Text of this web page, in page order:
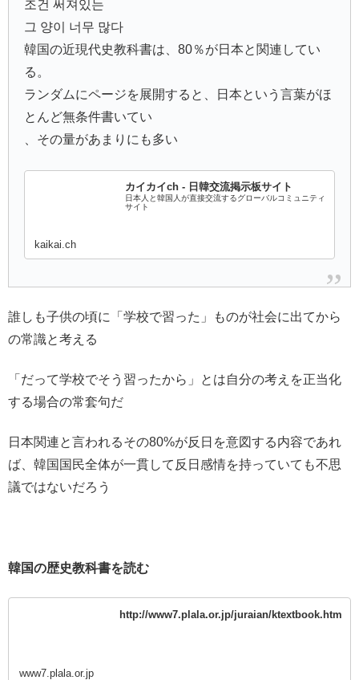
조건 써져있는
그 양이 너무 많다
韓国の近現代史教科書は、80％が日本と関連してい
る。
ランダムにページを展開すると、日本という言葉がほ
とんど無条件書いてい
、その量があまりにも多い
カイカイch - 日韓交流掲示板サイト
日本人と韓国人が直接交流するグローバルコミュニティ
サイト
kaikai.ch
誰しも子供の頃に「学校で習った」ものが社会に出てから
の常識と考える
「だって学校でそう習ったから」とは自分の考えを正当化
する場合の常套句だ
日本関連と言われるその80%が反日を意図する内容であれ
ば、韓国国民全体が一貫して反日感情を持っていても不思
議ではないだろう
韓国の歴史教科書を読む
http://www7.plala.or.jp/juraian/ktextbook.htm
www7.plala.or.jp